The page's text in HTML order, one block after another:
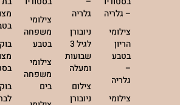
– גלריה
צילומי
הריון
בטבע
–
גלריה
צילומי
גלריה
ניובורן
לגיל 3
שבועות
ומעלה
צילום
ניובורן
צילומי
משפחה
בטבע
צילומי
משפחה
בים
בוק